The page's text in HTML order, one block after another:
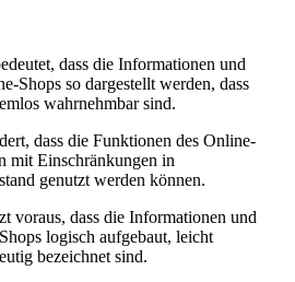
dass die Informationen und
Shops so dargestellt werden, dass
wahrnehmbar sind.
dass die Funktionen des Online-
mit Einschränkungen in
genutzt werden können.
voraus, dass die Informationen und
logisch aufgebaut, leicht
bezeichnet sind.